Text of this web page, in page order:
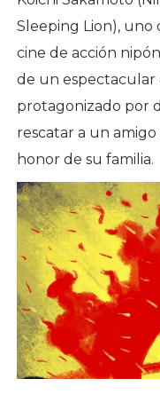
Sleeping Lion), uno
cine de acción
de un
protagonizado por
rescatar a un
honor de su familia.